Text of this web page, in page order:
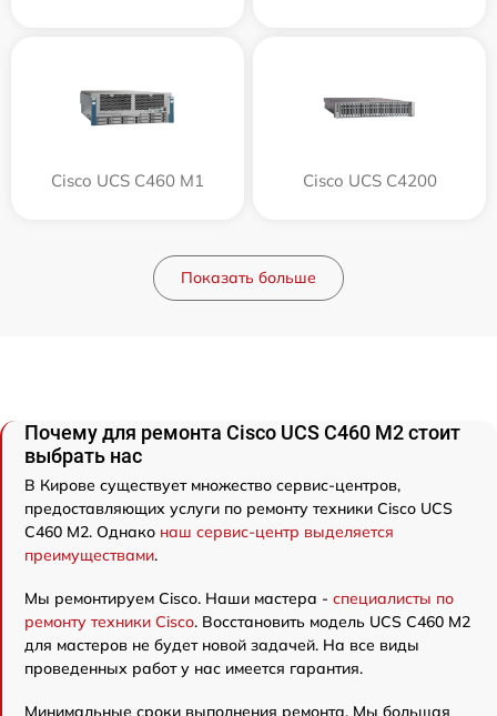
Cisco UCS C460 M1 Cisco UCS C4200
Показать больше
Почему для ремонта Cisco UCS C460 M2 стоит
выбрать нас
В Кирове существует множество сервис-центров,
предоставляющих услуги по ремонту техники Cisco UCS
C460 M2. Однако наш сервис-центр выделяется
преимуществами.
Мы ремонтируем Cisco. Наши мастера - специалисты по
ремонту техники Cisco. Восстановить модель UCS C460 M2
для мастеров не будет новой задачей. На все виды
проведенных работ у нас имеется гарантия.
Минимальные сроки выполнения ремонта. Мы большая